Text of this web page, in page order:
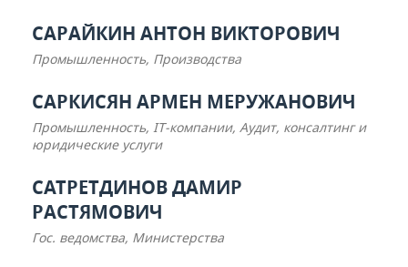
САРАЙКИН АНТОН ВИКТОРОВИЧ
Промышленность, Производства
САРКИСЯН АРМЕН МЕРУЖАНОВИЧ
Промышленность, IT-компании, Аудит, консалтинг и
юридические услуги
САТРЕТДИНОВ ДАМИР
РАСТЯМОВИЧ
Гос. ведомства, Министерства